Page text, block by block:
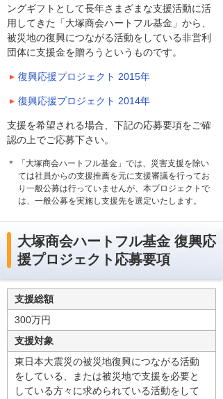
ングギフトとして長年さまざまな支援活動に活
用してきた「大塚商会ハートフル基金」から、
被災地の復興につながる活動をしている非営利
団体に支援金を贈ろうというものです。
復興応援プロジェクト 2015年
復興応援プロジェクト 2014年
支援を希望される場合、下記の応募要項をご確
認の上でご応募下さい。
＊ 「大塚商会ハートフル基金」では、災害支援を除い
ては社員からの支援推薦を元に支援審議を行ってお
り一般公募は行っていませんが、本プロジェクトで
は、一般公募を実施し支援先を選定いたします。
大塚商会ハートフル基金 復興応
援プロジェクト応募要項
支援総額
300万円
支援対象
東日本大震災の被災地復興につながる活動
をしている、または被災地で支援を必要と
している方々に求められている活動をして